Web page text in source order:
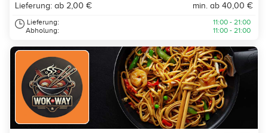
Lieferung: ab 2,00 €
min. ab 40,00 €
Lieferung:
Abholung:
11:00 - 21:00
11:00 - 21:00